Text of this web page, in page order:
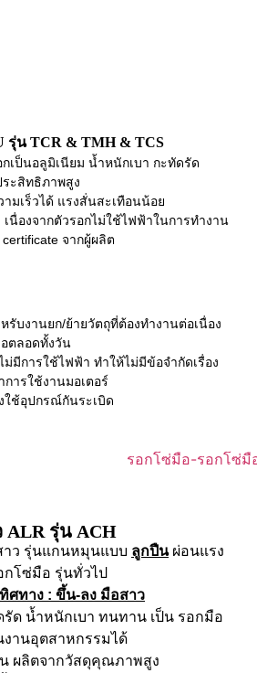
รุ่น TCR & TMH & TCS
เป็นอลูมิเนียม น้ำหนักเบา กะทัดรัด
ะสิทธิภาพสูง
มเร็วได้ แรงสั่นสะเทือนน้อย
เนื่องจากตัวรอกไม่ใช้ไฟฟ้าในการทำงาน
certificate จากผู้ผลิต
รับงานยก/ย้ายวัตถุที่ต้องทำงานต่อเนื่อง
ตลอดทั้งวัน
ม่มีการใช้ไฟฟ้า ทำให้ไม่มีข้อจำกัดเรื่อง
การใช้งานมอเตอร์
ใช้อุปกรณ์กันระเบิด
ALR รุ่น ACH
าว รุ่นแกนหมุนแบบ ลูกปืนผ่อนแรง
กโซ่มือ รุ่นทั่วไป
ศทาง : ขึ้น-ลง มือสาว
ด น้ำหนักเบา ทนทาน เป็น รอกมือ
งานอุตสาหกรรมได้
ผลิตจากวัสดุคุณภาพสูง